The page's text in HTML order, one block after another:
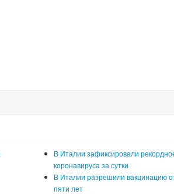
В Италии зафиксировали
коронавируса за сутки
В Италии разрешили вакцинацию
пяти лет